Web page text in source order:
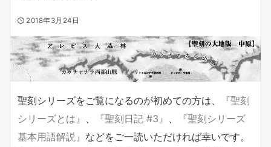
2018年3月24日
聖刻シリーズをご覧になるのが初めての方は、
『聖刻
シリーズとは』
『聖刻日記 #3』
『聖刻シリーズ
基本用語解説』 などをご一読いただければ幸いです。